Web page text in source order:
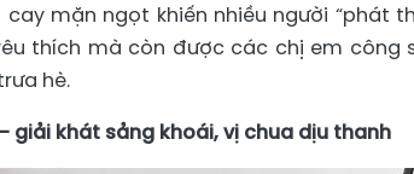
mặn ngọt khiến nhiều người “phát
thích mà còn được các chị em công
hè.
giải khát sảng khoái, vị chua dịu thanh